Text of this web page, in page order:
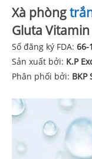
Xà phòng
Gluta Vitamin
Số đăng ký FDA: 66-
Sản xuất bởi: K.P
Phân phối bởi: BKP